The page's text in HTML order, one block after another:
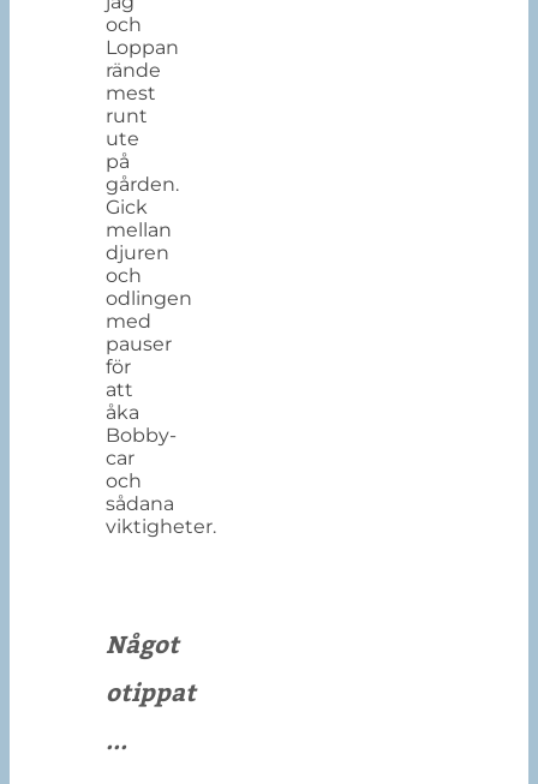
och
Loppan
rände
mest
runt
ute
på
gården.
Gick
mellan
djuren
och
odlingen
med
pauser
för
att
åka
Bobby-
car
och
sådana
viktigheter.
Något
otippat
...